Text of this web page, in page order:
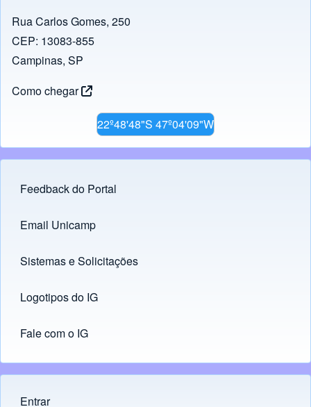
Rua Carlos Gomes, 250
CEP: 13083-855
Campinas, SP
Como chegar
22º48'48"S 47º04'09"W
Footer menu
Feedback do Portal
Links
Email Unicamp
(opens in new tab)
Sistemas e Solicitações
(opens in new tab)
Logotipos do IG
(opens in new tab)
Fale com o IG
Entrar